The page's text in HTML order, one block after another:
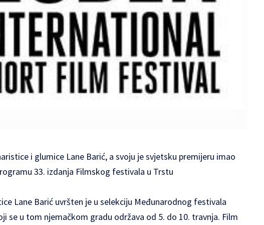
i glumice Lane Barić, a svoju je svjetsku premijeru imao
33. izdanja Filmskog festivala u Trstu
Lane Barić uvršten je u selekciju Međunarodnog festivala
se u tom njemačkom gradu održava od 5. do 10. travnja. Film